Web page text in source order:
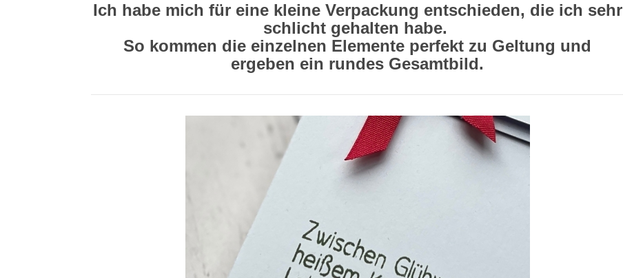
Ich habe mich für eine kleine Verpackung entschieden, die ich sehr
schlicht gehalten habe.
So kommen die einzelnen Elemente perfekt zu Geltung und
ergeben ein rundes Gesamtbild.